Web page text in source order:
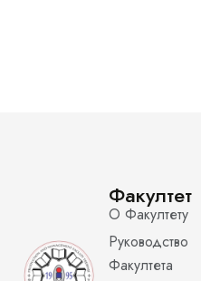
Факултет
О Факултету
Руководство
Факултета